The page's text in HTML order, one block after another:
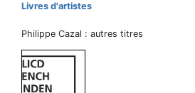
Livres d'artistes
Philippe Cazal : autres titres